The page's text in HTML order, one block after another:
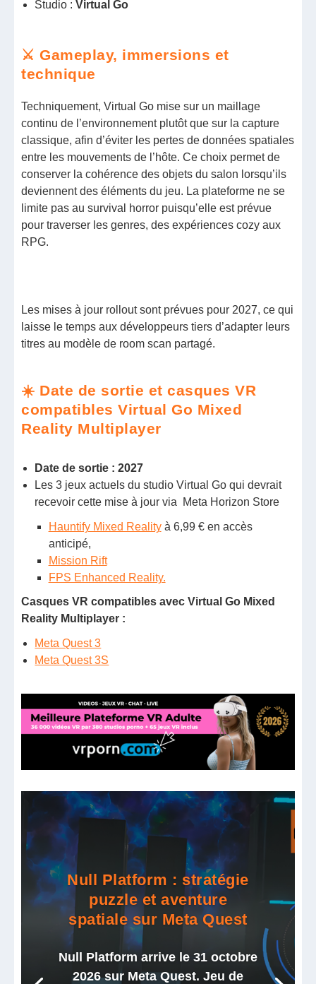
Studio :Virtual Go
⚔️ Gameplay, immersions et
technique
Techniquement, Virtual Go mise sur un maillage
continu de l’environnement plutôt que sur la capture
classique, afin d’éviter les pertes de données spatiales
entre les mouvements de l’hôte. Ce choix permet de
conserver la cohérence des objets du salon lorsqu’ils
deviennent des éléments du jeu. La plateforme ne se
limite pas au survival horror puisqu’elle est prévue
pour traverser les genres, des expériences cozy aux
RPG.
Les mises à jour rollout sont prévues pour 2027, ce qui
laisse le temps aux développeurs tiers d’adapter leurs
titres au modèle de room scan partagé.
☀️ Date de sortie et casques VR
compatibles Virtual Go Mixed
Reality Multiplayer
Date de sortie : 2027
Les 3 jeux actuels du studio Virtual Go qui devrait
recevoir cette mise à jour via Meta Horizon Store
Hauntify Mixed Realityà 6,99 € en accès
anticipé,
Mission Rift
FPS Enhanced Reality.
Casques VR compatibles avec Virtual Go Mixed
Reality Multiplayer :
Meta Quest 3
Meta Quest 3S
Null Platform : stratégie
puzzle et aventure
spatiale sur Meta Quest
Null Platform arrive le 31 octobre
2026 sur Meta Quest. Jeu de